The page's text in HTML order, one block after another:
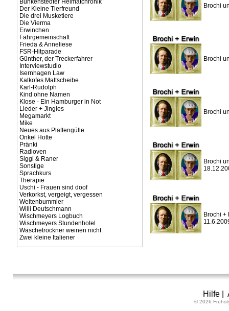
Bunkenstedter Heimatchronik
Der Kleine Tierfreund
Die drei Musketiere
Die Vierma
Erwinchen
Fahrgemeinschaft
Frieda & Anneliese
FSR-Hitparade
Günther, der Treckerfahrer
Interviewstudio
Isernhagen Law
Kalkofes Mattscheibe
Karl-Rudolph
Kind ohne Namen
Klose - Ein Hamburger in Not
Lieder + Jingles
Megamarkt
Mike
Neues aus Plattengülle
Onkel Hotte
Pränki
Radioven
Siggi & Raner
Sonstige
Sprachkurs
Therapie
Uschi - Frauen sind doof
Verkorkst, vergeigt, vergessen
Weltenbummler
Willi Deutschmann
Wischmeyers Logbuch
Wischmeyers Stundenhotel
Wäschetrockner weinen nicht
Zwei kleine Italiener
Brochi
Brochi
Brochi
Brochi
Brochi +
Hilfe|
© 2026